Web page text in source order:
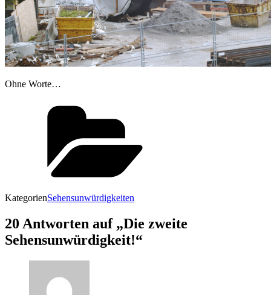
Ohne Worte…
KategorienSehensunwürdigkeiten
20 Antworten auf „Die zweite
Sehensunwürdigkeit!“